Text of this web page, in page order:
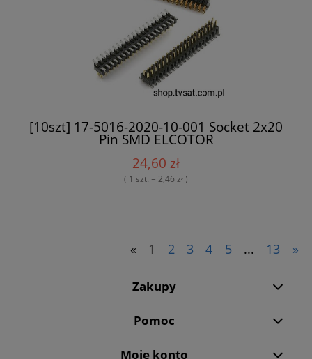
[10szt] 17-5016-2020-10-001 Socket 2x20
Pin SMD ELCOTOR
24,60 zł
( 1 szt. = 2,46 zł )
« 1 2 3 4 5 ... 13 »
Zakupy
Pomoc
Moje konto